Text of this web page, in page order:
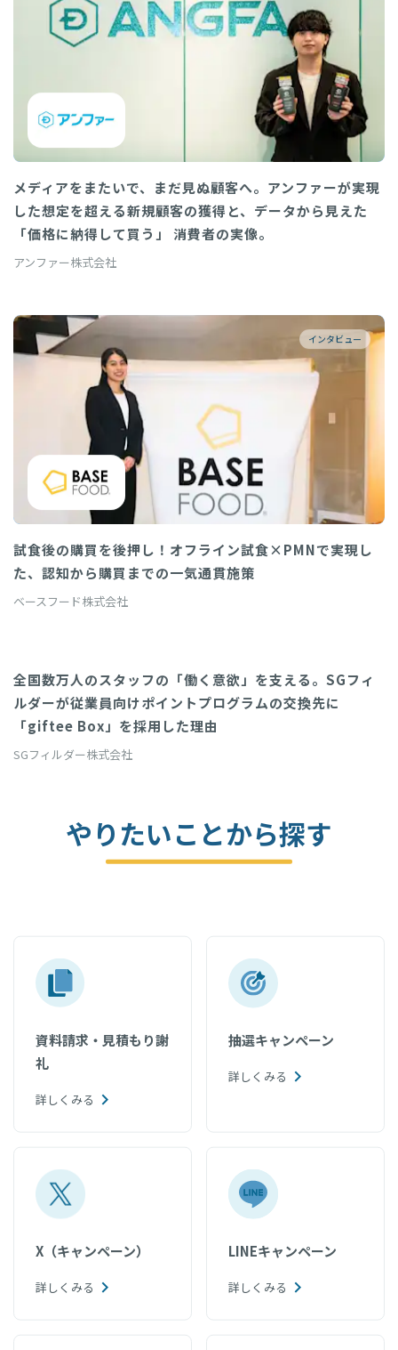
メディアをまたいで、まだ見ぬ顧客へ。アンファーが実現
した想定を超える新規顧客の獲得と、データから見えた
「価格に納得して買う」 消費者の実像。
アンファー株式会社
インタビュー
試食後の購買を後押し！オフライン試食×PMNで実現し
た、認知から購買までの一気通貫施策
ベースフード株式会社
giftee API
全国数万人のスタッフの「働く意欲」を支える。SGフィ
ルダーが従業員向けポイントプログラムの交換先に
「giftee Box」を採用した理由
SGフィルダー株式会社
やりたいことから探す
資料請求・見積もり謝
礼
詳しくみる
抽選キャンペーン
詳しくみる
X（キャンペーン）
詳しくみる
LINEキャンペーン
詳しくみる